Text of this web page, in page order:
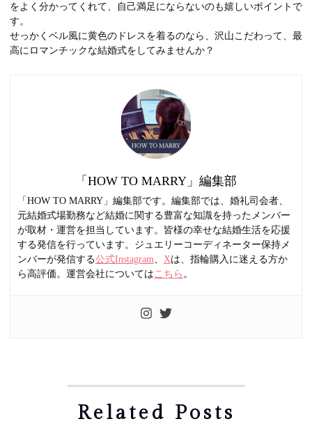
をよく分かってくれて、自己満足にならないのも嬉しいポイントで
す。
せっかくベル風に黄色のドレスを着るのなら、沢山こだわって、最
高にロマンチックな結婚式をしてみませんか？
「HOW TO MARRY」編集部
「HOW TO MARRY」編集部です。編集部では、婚礼司会者、
元結婚式場勤務など結婚に関する豊富な知識を持ったメンバー
が取材・運営を担当しています。皆様の幸せな結婚生活を応援
する発信を行っています。ジュエリーコーディネーター保持メ
ンバーが発信する公式Instagram、 Xは、指輪購入に迷える方か
ら高評価。運営会社については こちら 。
Related Posts